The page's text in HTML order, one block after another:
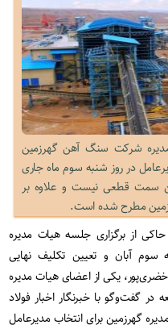
شرکت سنگ آهن گهرزمین
در روز شنبه سوم ماه جاری
سمت قطعی نیست و علاوه بر
مطرح شده است.
از برگزاری جلسه هیات مدیره
آبان و تعیین تکلیف نهایی
یکی از اعضای هیات مدیره
گفت‌وگو با خبرنگار اخبار فولاد
گهرزمین برای انتخاب مدیرعامل